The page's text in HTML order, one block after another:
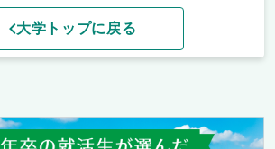
大学トップに戻る